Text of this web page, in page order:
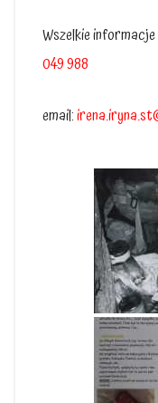
Wszelkie
049 988
email: